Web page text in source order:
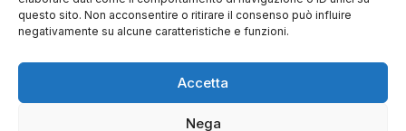
questo sito. Non acconsentire o ritirare il consenso può influire
negativamente su alcune caratteristiche e funzioni.
Accetta
Nega
(RE)
P.Iva 00651840365
Home i Programmi Diretta Streaming Guida TV
Chi
Gerenza